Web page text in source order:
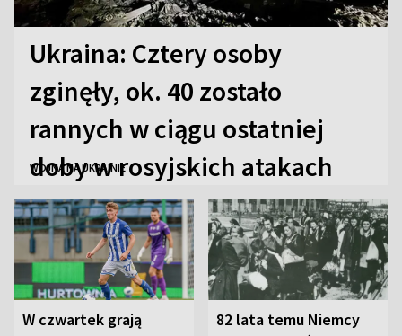
Ukraina: Cztery osoby
zginęły, ok. 40 zostało
rannych w ciągu ostatniej
doby w rosyjskich atakach
WOJNA NA UKRAINIE
W czwartek grają
82 lata temu Niemcy